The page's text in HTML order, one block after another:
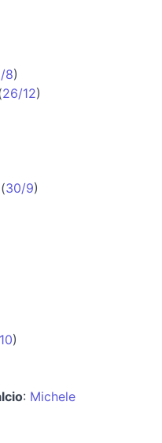
8)
26/12)
(30/9)
)
: Michele